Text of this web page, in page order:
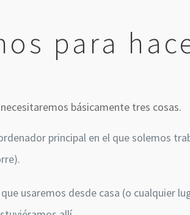
para
básicamente tres cosas.
principal en el que solemos
usaremos desde casa (o cualquier